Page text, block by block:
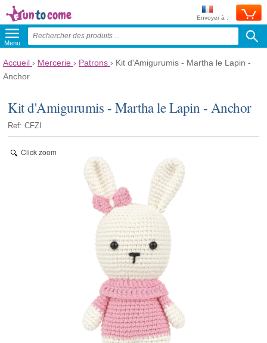
Envoyer à :
Menu
Accueil › Mercerie › Patrons › Kit d'Amigurumis - Martha le Lapin -
Anchor
Kit d'Amigurumis - Martha le Lapin - Anchor
Ref: CFZI
Click zoom